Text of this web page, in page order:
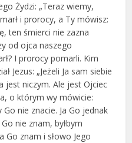
Żydzi: „Teraz wiemy,
i prorocy, a Ty mówisz:
ten śmierci nie zazna
od ojca naszego
I prorocy pomarli. Kim
Jezus: „Jeżeli Ja sam siebie
jest niczym. Ale jest Ojciec
o którym wy mówicie:
nie znacie. Ja Go jednak
nie znam, byłbym
Go znam i słowo Jego